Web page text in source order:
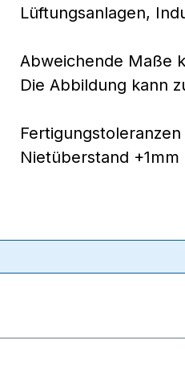
Lüftungsanlagen,
Abweichende Maße
Die Abbildung kann
Fertigungstoleranzen
Nietüberstand +1mm